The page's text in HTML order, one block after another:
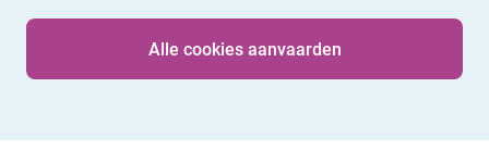
Alle cookies aanvaarden
© 2026 KVKSitemapPrivacyCookiesDisclaimerToegankelijkheid